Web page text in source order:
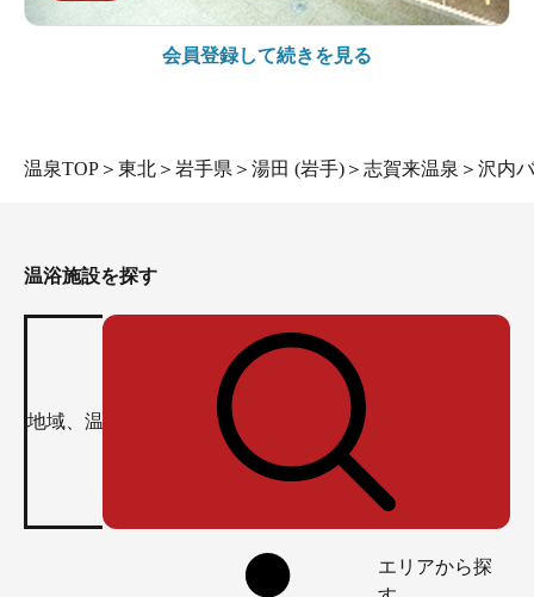
会員登録して続きを見る
温泉TOP ＞ 東北 ＞ 岩手県 ＞ 湯田 (岩手) ＞ 志賀来温泉 ＞ 沢内
温浴施設を探す
エリアから探